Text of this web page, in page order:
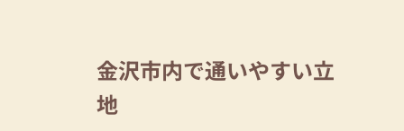
金沢市内で通いやすい立
地